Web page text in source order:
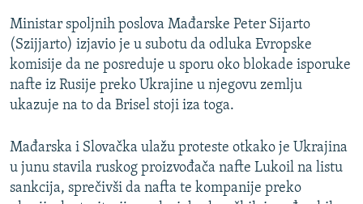
POPLAVE I KLIZIŠTA U BIH 2024.
TV LIBERTY
POST SCRIPTUM
MOJA EVROPA
SVE KARTE DEJTONA
NASTANAK I RASPAD JUGOSLAVIJE
Sve RFE/RL stranice
Ministar spoljnih poslova Mađarske Peter Sijarto
(Szijjarto) izjavio je u subotu da odluka Evropske
komisije da ne posreduje u sporu oko blokade isporuke
nafte iz Rusije preko Ukrajine u njegovu zemlju
ukazuje na to da Brisel stoji iza toga.
Mađarska i Slovačka ulažu proteste otkako je Ukrajina
u junu stavila ruskog proizvođača nafte Lukoil na listu
sankcija, sprečivši da nafta te kompanije preko